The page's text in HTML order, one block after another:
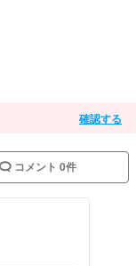
確認する
コメント 0件